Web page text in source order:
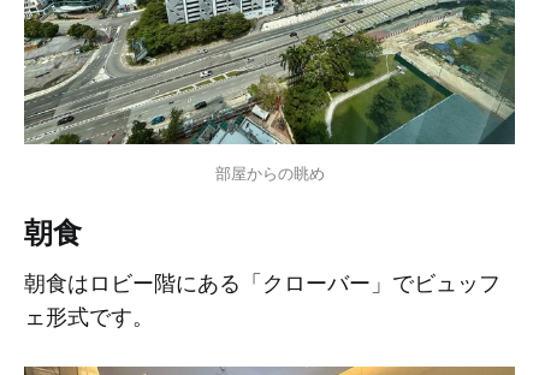
部屋からの眺め
朝食
朝食はロビー階にある「クローバー」でビュッフ
ェ形式です。